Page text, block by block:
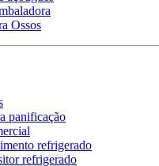
Ossos
panificação
refrigerado
refrigerado